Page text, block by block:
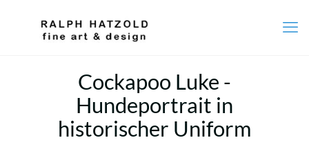
Cockapoo Luke -
Hundeportrait in
historischer Uniform